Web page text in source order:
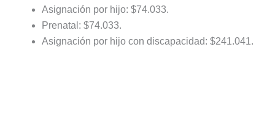
Asignación por hijo: $74.033.
Prenatal: $74.033.
Asignación por hijo con discapacidad: $241.041.